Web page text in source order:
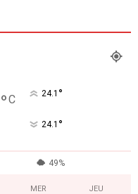
°C 24.1 °
24.1 °
49%
MER JEU